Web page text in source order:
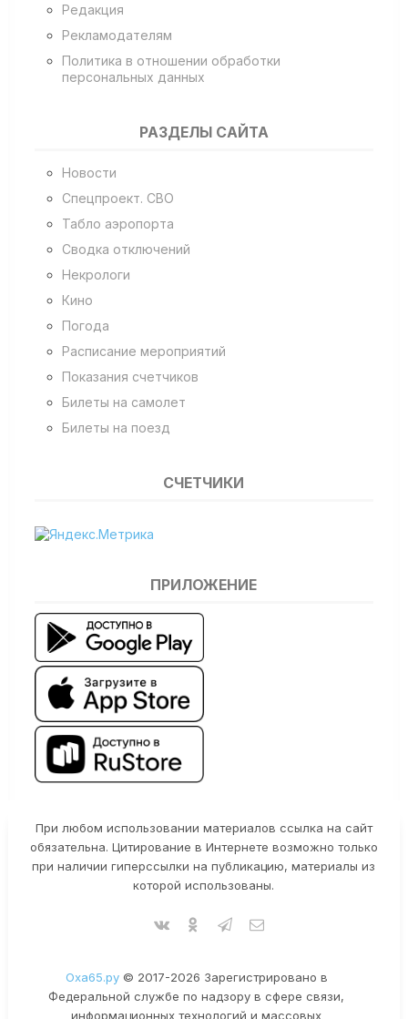
Редакция
Рекламодателям
Политика в отношении обработки
персональных данных
РАЗДЕЛЫ САЙТА
Новости
Спецпроект. СВО
Табло аэропорта
Сводка отключений
Некрологи
Кино
Погода
Расписание мероприятий
Показания счетчиков
Билеты на самолет
Билеты на поезд
СЧЕТЧИКИ
ПРИЛОЖЕНИЕ
При любом использовании материалов ссылка на сайт
обязательна. Цитирование в Интернете возможно только
при наличии гиперссылки на публикацию, материалы из
которой использованы.
Оха65.ру© 2017-2026 Зарегистрировано в
Федеральной службе по надзору в сфере связи,
информационных технологий и массовых